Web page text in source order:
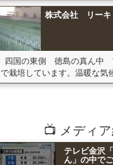
株式会社 リーキ
四国の東側 徳島の真ん中
で栽培しています。温暖な気
📺 メディ
テレビ金沢
ん」の中で